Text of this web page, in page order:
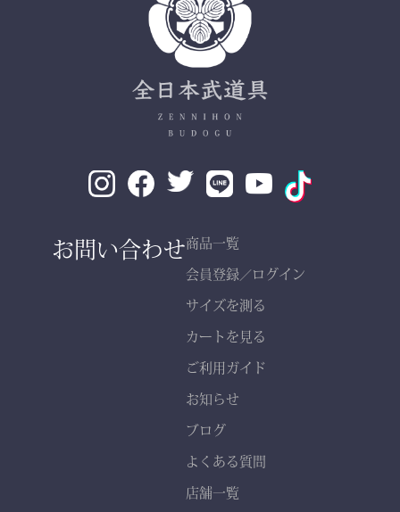
✔ 程よい厚みと丈夫さ —
日々の稽古・大会でも安心
✔ 自然な綿素材で軽やか
✔ 伝統色・定番色の豊富
素材： 武州金橋 8800 木
140年以上の歴史をもつ日
本最古クラスの木綿生地。
商品一覧
会員登録 ／ログイン
サイズを測る
カートを見る
ご利用ガイド
お知らせ
ブログ
よくある質問
店舗一覧
お問い合わせ